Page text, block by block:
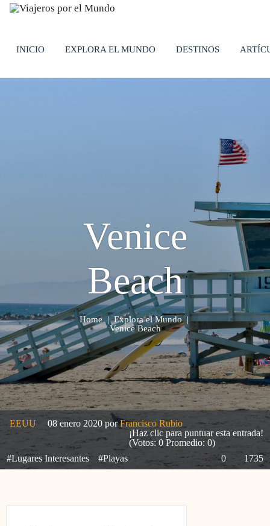
?>replica rolex air king watches
INICIO EXPLORA EL MUNDO DESTINOS
Venice
Beach
Home |Explora el Mundo |
Venice Beach
EEUU 08 enero 2020porFrancisco Rubio
¡Haz clic para puntuar esta entrada!
(Votos: 0Promedio: 0)
#Lugares Interesantes
#Playas 1735
0